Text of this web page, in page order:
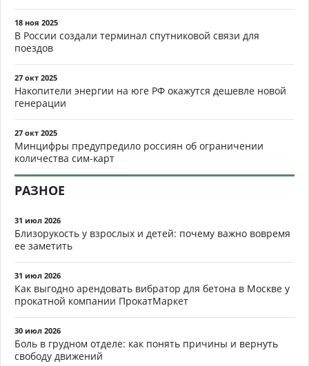
18 ноя 2025
В России создали терминал спутниковой связи для
поездов
27 окт 2025
Накопители энергии на юге РФ окажутся дешевле новой
генерации
27 окт 2025
Минцифры предупредило россиян об ограничении
количества сим-карт
РАЗНОЕ
31 июл 2026
Близорукость у взрослых и детей: почему важно вовремя
ее заметить
31 июл 2026
Как выгодно арендовать вибратор для бетона в Москве у
прокатной компании ПрокатМаркет
30 июл 2026
Боль в грудном отделе: как понять причины и вернуть
свободу движений